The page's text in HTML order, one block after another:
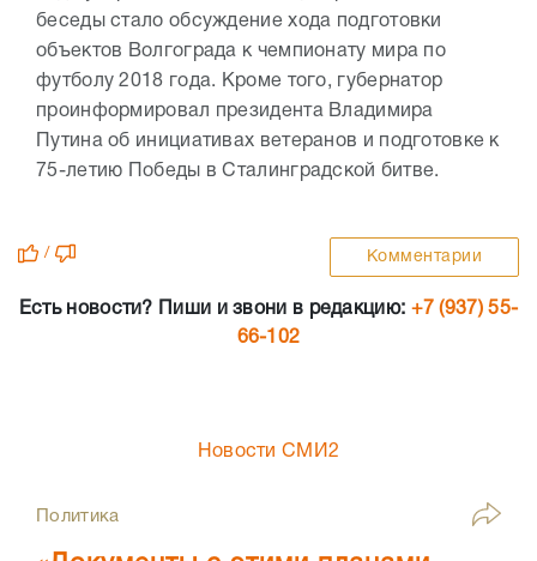
беседы стало обсуждение хода подготовки
объектов Волгограда к чемпионату мира по
футболу 2018 года. Кроме того, губернатор
проинформировал президента Владимира
Путина об инициативах ветеранов и подготовке к
75-летию Победы в Сталинградской битве.
/ Комментарии
Есть новости? Пиши и звони в редакцию: +7 (937) 55-
66-102
Новости СМИ2
Политика